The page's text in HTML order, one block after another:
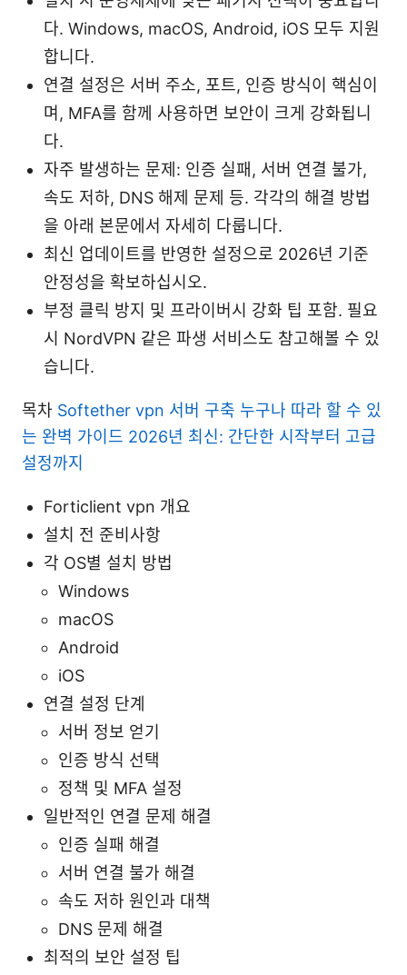
다. Windows, macOS, Android, iOS 모두 지원
합니다.
연결 설정은 서버 주소, 포트, 인증 방식이 핵심이
며, MFA를 함께 사용하면 보안이 크게 강화됩니
다.
자주 발생하는 문제: 인증 실패, 서버 연결 불가,
속도 저하, DNS 해제 문제 등. 각각의 해결 방법
을 아래 본문에서 자세히 다룹니다.
최신 업데이트를 반영한 설정으로 2026년 기준
안정성을 확보하십시오.
부정 클릭 방지 및 프라이버시 강화 팁 포함. 필요
시 NordVPN 같은 파생 서비스도 참고해볼 수 있
습니다.
목차 Softether vpn 서버 구축 누구나 따라 할 수 있
는 완벽 가이드 2026년 최신: 간단한 시작부터 고급
설정까지
Forticlient vpn 개요
설치 전 준비사항
각 OS별 설치 방법
Windows
macOS
Android
iOS
연결 설정 단계
서버 정보 얻기
인증 방식 선택
정책 및 MFA 설정
일반적인 연결 문제 해결
인증 실패 해결
서버 연결 불가 해결
속도 저하 원인과 대책
DNS 문제 해결
최적의 보안 설정 팁